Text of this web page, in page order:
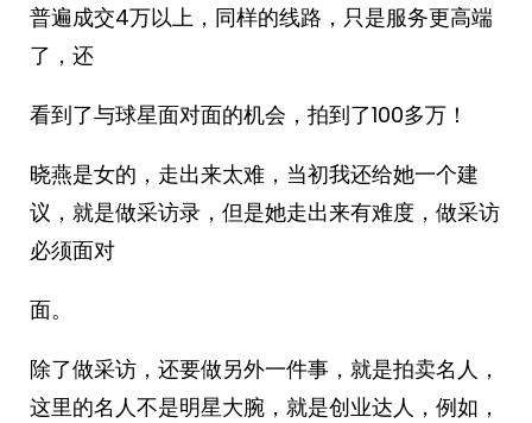
普遍成交4万以上，同样的线路，只是服务更高端
了，还
看到了与球星面对面的机会，拍到了100多万！
晓燕是女的，走出来太难，当初我还给她一个建
议，就是做采访录，但是她走出来有难度，做采访
必须面对
面。
除了做采访，还要做另外一件事，就是拍卖名人，
这里的名人不是明星大腕，就是创业达人，例如，